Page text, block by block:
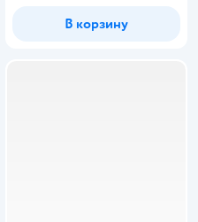
В корзину